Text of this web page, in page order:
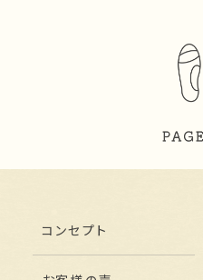
コンセプト